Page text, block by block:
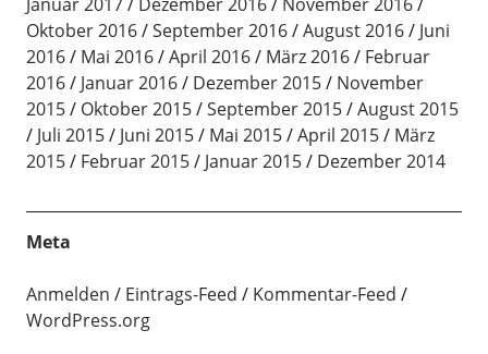
Oktober 2016
September 2016 August 2016
Juni
2016
Mai 2016 April 2016 März 2016
Februar
2016
Januar 2016 Dezember 2015
November
2015
Oktober 2015 September 2015
August 2015
Juli 2015
Juni 2015 Mai 2015 April 2015
März
2015
Februar 2015 Januar 2015 Dezember 2014
Meta
Anmelden Eintrags-Feed
Kommentar-Feed
WordPress.org